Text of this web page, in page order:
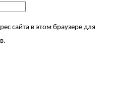
сайта в этом браузере для